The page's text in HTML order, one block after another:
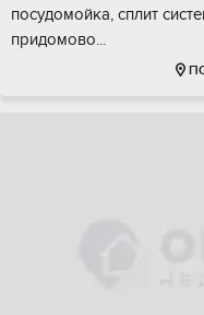
посудомойка, сплит
придомово...